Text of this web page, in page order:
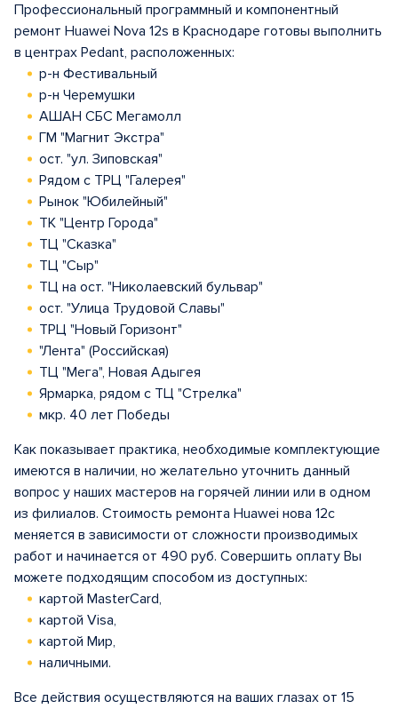
Профессиональный программный и компонентный
ремонт Huawei Nova 12s в Краснодаре готовы выполнить
в центрах Pedant, расположенных:
р-н Фестивальный
р-н Черемушки
АШАН СБС Мегамолл
ГМ "Магнит Экстра"
ост. "ул. Зиповская"
Рядом с ТРЦ "Галерея"
Рынок "Юбилейный"
ТК "Центр Города"
ТЦ "Сказка"
ТЦ "Сыр"
ТЦ на ост. "Николаевский бульвар"
ост. "Улица Трудовой Славы"
ТРЦ "Новый Горизонт"
"Лента" (Российская)
ТЦ "Мега", Новая Адыгея
Ярмарка, рядом с ТЦ "Стрелка"
мкр. 40 лет Победы
Как показывает практика, необходимые комплектующие
имеются в наличии, но желательно уточнить данный
вопрос у наших мастеров на горячей линии или в одном
из филиалов. Стоимость ремонта Huawei нова 12с
меняется в зависимости от сложности производимых
работ и начинается от 490 руб. Совершить оплату Вы
можете подходящим способом из доступных:
картой MasterCard,
картой Visa,
картой Мир,
наличными.
Все действия осуществляются на ваших глазах от 15